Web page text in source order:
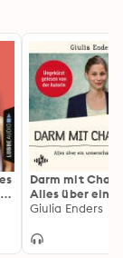
Psychologin
Darm mit
Alles über ein
unterschätztes
Bestseller über
Giulia Enders